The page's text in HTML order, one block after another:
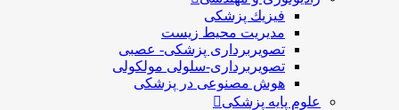
فيزيك پزشکی
مدیریت محیط زیست
تصویربرداری پزشکی- عصبی
تصویربرداری-سلولی مولکولی
هوش مصنوعی در پزشکی
علوم پایه پزشکی